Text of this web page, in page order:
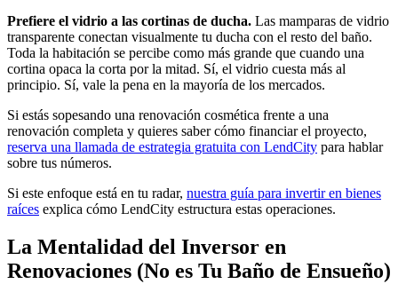
Prefiere el vidrio a las cortinas de ducha. Las mamparas de vidrio
transparente conectan visualmente tu ducha con el resto del baño.
Toda la habitación se percibe como más grande que cuando una
cortina opaca la corta por la mitad. Sí, el vidrio cuesta más al
principio. Sí, vale la pena en la mayoría de los mercados.
Si estás sopesando una renovación cosmética frente a una
renovación completa y quieres saber cómo financiar el proyecto,
reserva una llamada de estrategia gratuita con LendCity para hablar
sobre tus números.
Si este enfoque está en tu radar, nuestra guía para invertir en bienes
raíces explica cómo LendCity estructura estas operaciones.
La Mentalidad del Inversor en
Renovaciones (No es Tu Baño de Ensueño)